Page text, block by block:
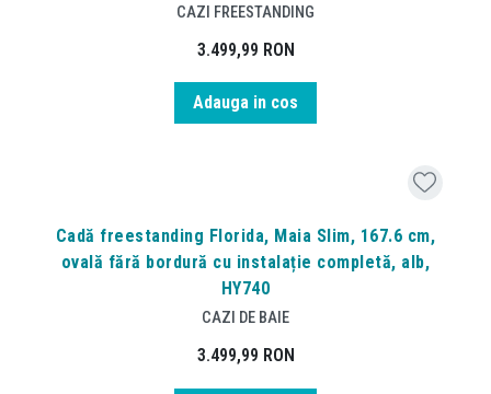
CAZI FREESTANDING
3.499,99 RON
Adauga in cos
Cadă freestanding Florida, Maia Slim, 167.6 cm,
ovală fără bordură cu instalație completă, alb,
HY740
CAZI DE BAIE
3.499,99 RON